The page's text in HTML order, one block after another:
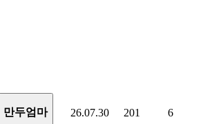
만두엄마 26.07.30 201 6